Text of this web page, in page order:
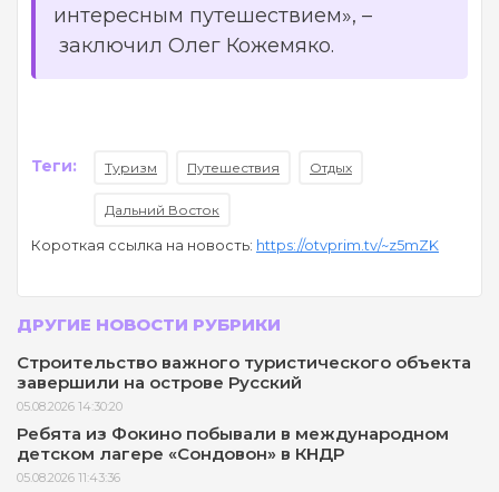
интересным путешествием», –
заключил Олег Кожемяко.
Теги: Туризм Путешествия Отдых
Дальний Восток
Короткая ссылка на новость: https://otvprim.tv/~z5mZK
ДРУГИЕ НОВОСТИ РУБРИКИ
Строительство важного туристического объекта
завершили на острове Русский
05.08.2026 14:30:20
Ребята из Фокино побывали в международном
детском лагере «Сондовон» в КНДР
05.08.2026 11:43:36